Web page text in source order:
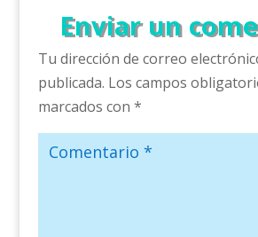
Enviar un
Tu dirección de correo
publicada. Los campos
marcados con *